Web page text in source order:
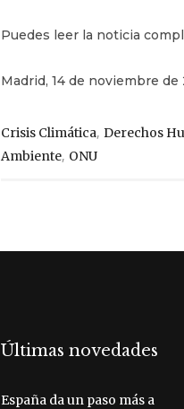
Puedes leer la noticia
Madrid, 14 de noviembre de
Crisis Climática, Derechos
Ambiente, ONU
Últimas novedades
España da un paso más a